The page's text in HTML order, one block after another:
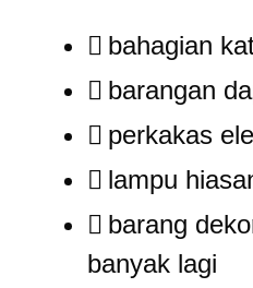
bahagian
barangan
perkakas
lampu
barang
banyak lagi